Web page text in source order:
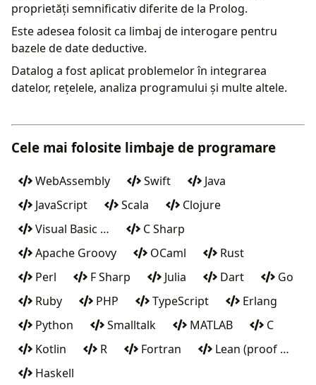
proprietăți semnificativ diferite de la Prolog.
Este adesea folosit ca limbaj de interogare pentru
bazele de date deductive.
Datalog a fost aplicat problemelor în integrarea
datelor, rețelele, analiza programului și multe altele.
Cele mai folosite limbaje de programare
WebAssembly Swift
Java
JavaScript
Scala
Clojure
Visual Basic …
C Sharp
Apache Groovy
OCaml
Rust
Perl
F Sharp Julia Dart
Go
Ruby
PHP TypeScript
Erlang
Python
Smalltalk MATLAB
C
Kotlin
R Fortran
Lean (proof …
Haskell